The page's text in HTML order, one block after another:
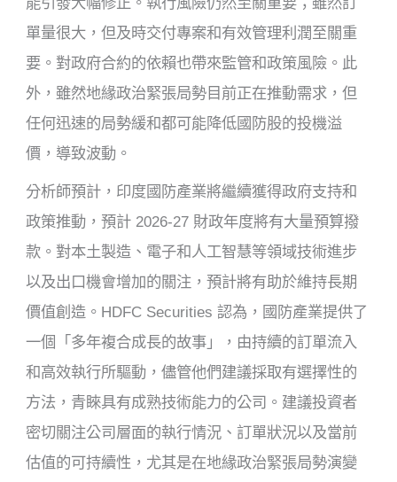
單量很大，但及時交付專案和有效管理利潤至關重
要。對政府合約的依賴也帶來監管和政策風險。此
外，雖然地緣政治緊張局勢目前正在推動需求，但
任何迅速的局勢緩和都可能降低國防股的投機溢
價，導致波動。
分析師預計，印度國防產業將繼續獲得政府支持和
政策推動，預計 2026-27 財政年度將有大量預算撥
款。對本土製造、電子和人工智慧等領域技術進步
以及出口機會增加的關注，預計將有助於維持長期
價值創造。HDFC Securities 認為，國防產業提供了
一個「多年複合成長的故事」，由持續的訂單流入
和高效執行所驅動，儘管他們建議採取有選擇性的
方法，青睞具有成熟技術能力的公司。建議投資者
密切關注公司層面的執行情況、訂單狀況以及當前
估值的可持續性，尤其是在地緣政治緊張局勢演變